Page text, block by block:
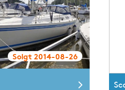
Solgt 2014-08-26